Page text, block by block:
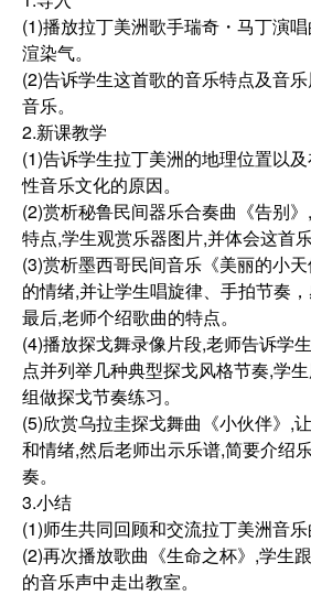
(1)播放拉丁美洲歌手瑞奇・马丁演
渲染气。
(2)告诉学生这首歌的音乐特点及音
音乐。
2.新课教学
(1)告诉学生拉丁美洲的地理位置以
性音乐文化的原因。
(2)赏析秘鲁民间器乐合奏曲《告别
特点,学生观赏乐器图片,并体会这首乐
(3)赏析墨西哥民间音乐《美丽的小
的情绪,并让学生唱旋律、手拍节奏
最后,老师个绍歌曲的特点。
(4)播放探戈舞录像片段,老师告诉学
点并列举几种典型探戈风格节奏,学
组做探戈节奏练习。
(5)欣赏乌拉圭探戈舞曲《小伙伴》,
和情绪,然后老师出示乐谱,简要介绍
奏。
3.小结
(1)师生共同回顾和交流拉丁美洲音乐
(2)再次播放歌曲《生命之杯》,学生
的音乐声中走出教室。